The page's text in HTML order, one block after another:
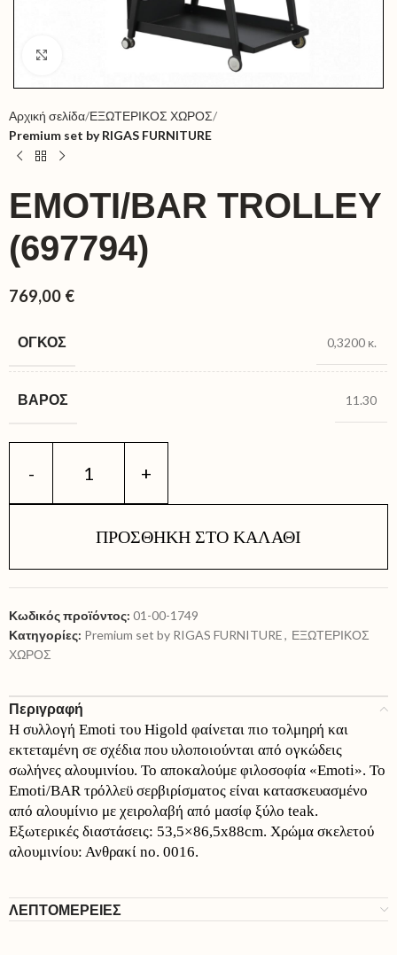
Αρχική σελίδα ΕΞΩΤΕΡΙΚΟΣ ΧΩΡΟΣ
Premium set by RIGAS FURNITURE
EMOTI/BAR TROLLEY
(697794)
769,00 €
ΌΓΚΟΣ 0,3200 κ.
ΒΆΡΟΣ 11.30
ΠΡΟΣΘΉΚΗ ΣΤΟ ΚΑΛΆΘΙ
Κωδικός προϊόντος: 01-00-1749
Κατηγορίες: Premium set by RIGAS FURNITURE, ΕΞΩΤΕΡΙΚΟΣ
ΧΩΡΟΣ
Περιγραφή
Η συλλογή Emoti του Higold φαίνεται πιο τολμηρή και
εκτεταμένη σε σχέδια που υλοποιούνται από ογκώδεις
σωλήνες αλουμινίου. Το αποκαλούμε φιλοσοφία «Emoti». Το
Emoti/BAR τρόλλεϋ σερβιρίσματος είναι κατασκευασμένο
από αλουμίνιο με χειρολαβή από μασίφ ξύλο teak.
Εξωτερικές διαστάσεις: 53,5×86,5x88cm. Χρώμα σκελετού
αλουμινίου: Ανθρακί no. 0016.
ΛΕΠΤΟΜΕΡΕΙΕΣ